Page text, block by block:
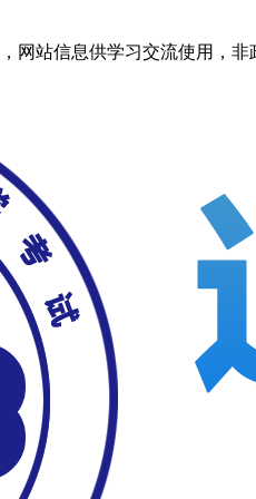
网站信息供学习交流使用，